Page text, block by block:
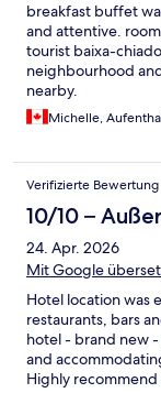
breakfast buffet
and attentive.
tourist baixa-
neighbourhood
nearby.
Michelle,
Verifizierte Bewertung
10/10 –
24. Apr. 2026
Mit Google
Hotel location was
restaurants, bars
hotel - brand new
and
Highly